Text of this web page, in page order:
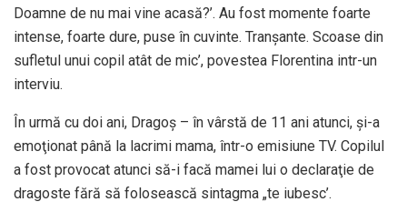
Doamne de nu mai vine acasă?’. Au fost momente foarte
intense, foarte dure, puse în cuvinte. Tranşante. Scoase din
sufletul unui copil atât de mic’, povestea Florentina intr-un
interviu.
În urmă cu doi ani, Dragoş – în vârstă de 11 ani atunci, şi-a
emoţionat până la lacrimi mama, într-o emisiune TV. Copilul
a fost provocat atunci să-i facă mamei lui o declaraţie de
dragoste fără să folosească sintagma „te iubesc’.